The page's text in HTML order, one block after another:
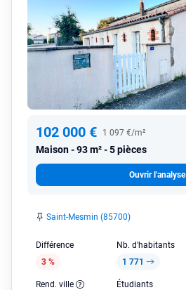
102 000 € 1 097 €/m²
Maison 93 m² - 5 pièces
Ouvrir l'analyse
Saint-Mesmin (85700)
Différence
3 %
Nb. d'habitants
1 771
Rend. ville
Étudiants